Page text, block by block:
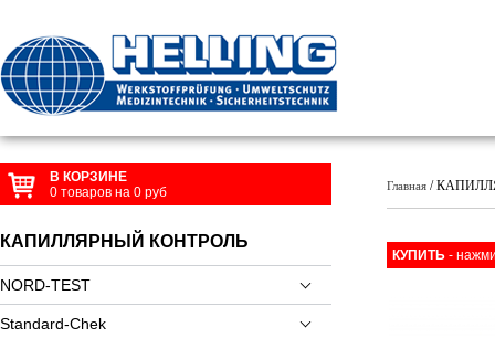
В КОРЗИНЕ
0 товаров на 0 руб
КАПИЛЛЯРНЫЙ КОНТРОЛЬ
NORD-TEST
Standard-Chek
Главная /
КУПИТЬ -